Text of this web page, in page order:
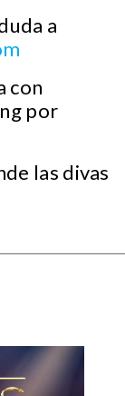
a
con
por
las divas